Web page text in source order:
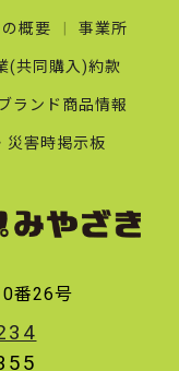
概要 事業所
(共同購入)約款
ランド商品情報
災害時掲示板
番26号